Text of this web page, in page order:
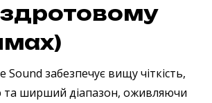
Sound забезпечує вищу чіткість,
та ширший діапазон, оживляючи